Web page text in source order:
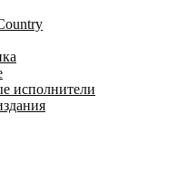
исполнители